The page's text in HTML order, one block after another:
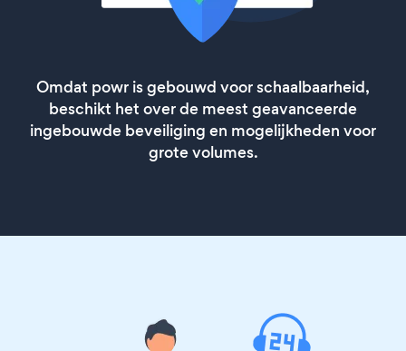
Omdat powr is gebouwd voor schaalbaarheid,
beschikt het over de meest geavanceerde
ingebouwde beveiliging en mogelijkheden voor
grote volumes.